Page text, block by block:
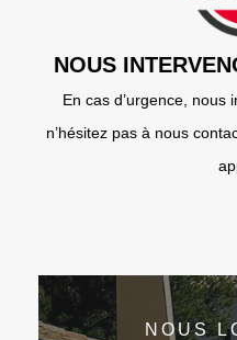
NOUS
En cas d’urgence, nous
n’hésitez pas à nous
NOUS